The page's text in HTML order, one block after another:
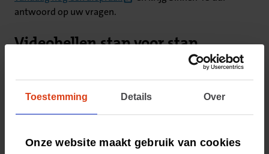
Toestemming Details Over
Onze website maakt gebruik van cookies
antwoord op uw vragen.
Videobellen stap voor stap
Het maken van een afspraak en het videobellen is heel
eenvoudig.
Open de reserveringskalender